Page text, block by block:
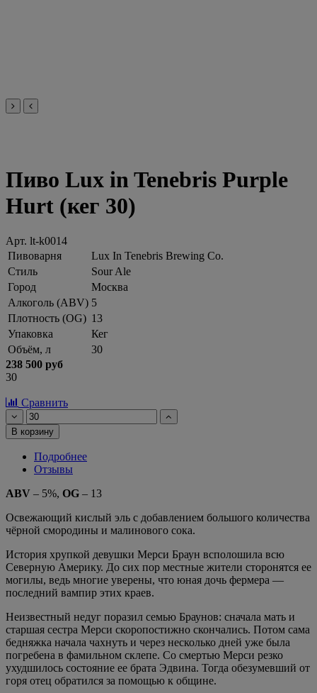
Пиво Lux in Tenebris Purple
Hurt (кег 30)
Арт. lt-k0014
Пивоварня
Lux In Tenebris Brewing Co.
Стиль
Sour Ale
Город
Москва
Алкоголь (ABV) 5
Плотность (OG) 13
Упаковка
Кег
Объём, л
30
238 500 руб
30
Сравнить
В корзину
Подробнее
Отзывы
ABV – 5%, OG – 13
Освежающий кислый эль с добавлением большого количества
чёрной смородины и малинового сока.
История хрупкой девушки Мерси Браун всполошила всю
Северную Америку. До сих пор местные жители сторонятся ее
могилы, ведь многие уверены, что юная дочь фермера —
последний вампир этих краев.
Неизвестный недуг поразил семью Браунов: сначала мать и
старшая сестра Мерси скоропостижно скончались. Потом сама
бедняжка начала чахнуть и через несколько дней уже была
погребена в фамильном склепе. Со смертью Мерси резко
ухудшилось состояние ее брата Эдвина. Тогда обезумевший от
горя отец обратился за помощью к общине.